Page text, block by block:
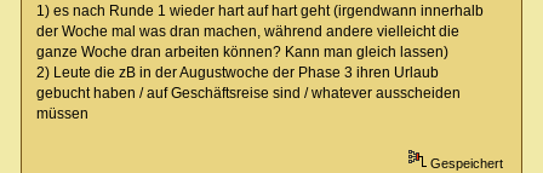
1) es nach Runde 1 wieder hart auf hart geht (irgendwann innerhalb
der Woche mal was dran machen, während andere vielleicht die
ganze Woche dran arbeiten können? Kann man gleich lassen)
2) Leute die zB in der Augustwoche der Phase 3 ihren Urlaub
gebucht haben / auf Geschäftsreise sind / whatever ausscheiden
müssen
Gespeichert